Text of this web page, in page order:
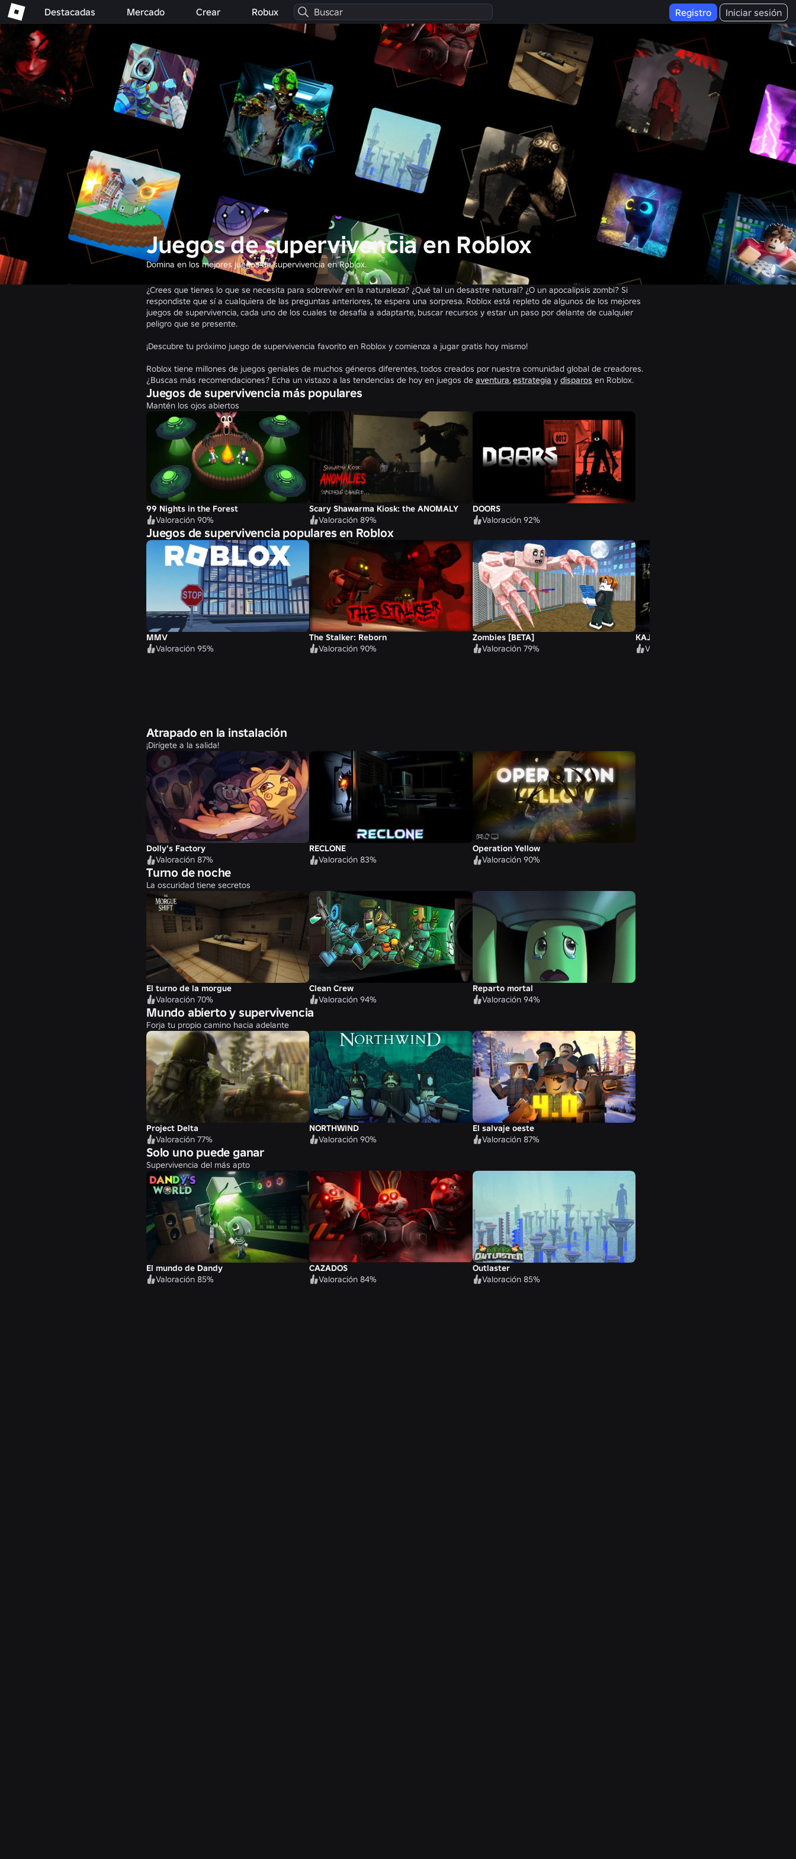
Destacadas Mercado Crear Robux Registro Iniciar sesión
Juegos de supervivencia en Roblox
Domina en los mejores juegos de supervivencia en Roblox.
¿Crees que tienes lo que se necesita para sobrevivir en la naturaleza? ¿Qué tal un desastre natural? ¿O un apocalipsis zombi? Si
respondiste que sí a cualquiera de las preguntas anteriores, te espera una sorpresa. Roblox está repleto de algunos de los mejores
juegos de supervivencia, cada uno de los cuales te desafía a adaptarte, buscar recursos y estar un paso por delante de cualquier
peligro que se presente.
¡Descubre tu próximo juego de supervivencia favorito en Roblox y comienza a jugar gratis hoy mismo!
Roblox tiene millones de juegos geniales de muchos géneros diferentes, todos creados por nuestra comunidad global de creadores.
¿Buscas más recomendaciones? Echa un vistazo a las tendencias de hoy en juegos de aventura,estrategia y disparos en Roblox.
Juegos de supervivencia más populares
Mantén los ojos abiertos
99 Nights in the Forest
Valoración 90%
Scary Shawarma Kiosk: the ANOMALY
Valoración 89%
DOORS
Valoración 92%
Juegos de supervivencia populares en Roblox
MMV
Valoración 95%
The Stalker: Reborn
Valoración 90%
Zombies [BETA]
Valoración 79%
KAJERO [HORROR]
Valoración 82%
Atrapado en la instalación
¡Dirígete a la salida!
Dolly's Factory
Valoración 87%
RECLONE
Valoración 83%
Operation Yellow
Valoración 90%
Turno de noche
La oscuridad tiene secretos
El turno de la morgue
Valoración 70%
Clean Crew
Valoración 94%
Reparto mortal
Valoración 94%
Mundo abierto y supervivencia
Forja tu propio camino hacia adelante
Project Delta
Valoración 77%
NORTHWIND
Valoración 90%
El salvaje oeste
Valoración 87%
Solo uno puede ganar
Supervivencia del más apto
El mundo de Dandy
Valoración 85%
CAZADOS
Valoración 84%
Outlaster
Valoración 85%